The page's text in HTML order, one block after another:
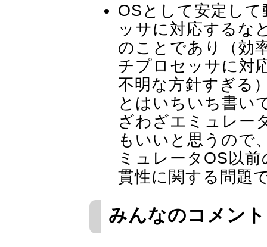
OSとして安定し
ッサに対応するな
のことであり（効
チプロセッサに対
不明な方針すぎる
とはいちいち書い
ざわざエミュレー
もいいと思うので
ミュレータOS以
貫性に関する問題
みんなのコメント